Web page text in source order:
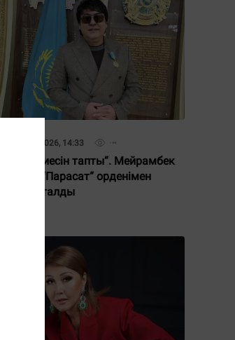
22 Мамыр 2026, 14:33
“Атақ өз иесін тапты“. Мейрамбек
Бесбаев “Парасат“ орденімен
марапатталды